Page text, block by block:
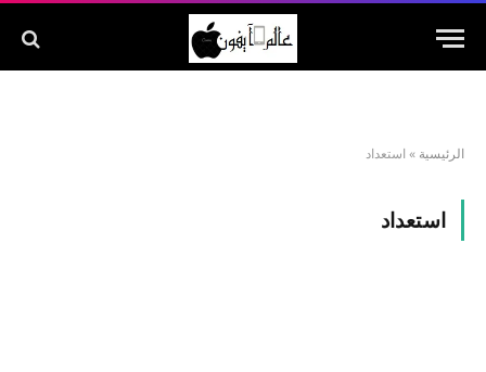
الرئيسية » استعداد
استعداد